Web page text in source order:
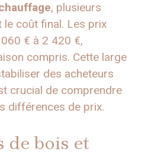
, plusieurs
coût final. Les prix
€ à 2 420 €,
compris. Cette large
des acheteurs
crucial de comprendre
différences de prix.
de bois et